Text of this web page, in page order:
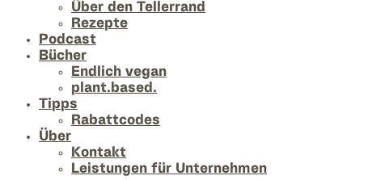
Über den Tellerrand
Rezepte
Podcast
Bücher
Endlich vegan
plant.based.
Tipps
Rabattcodes
Über
Kontakt
Leistungen für Unternehmen